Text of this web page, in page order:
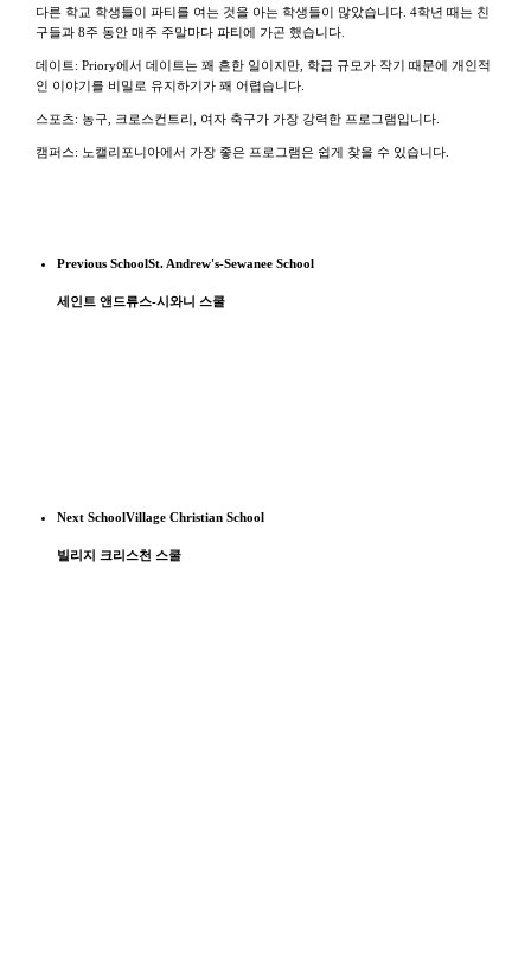
다른 학교 학생들이 파티를 여는 것을 아는 학생들이 많았습니다. 4학년 때는 친
구들과 8주 동안 매주 주말마다 파티에 가곤 했습니다.
데이트: Priory에서 데이트는 꽤 흔한 일이지만, 학급 규모가 작기 때문에 개인적
인 이야기를 비밀로 유지하기가 꽤 어렵습니다.
스포츠: 농구, 크로스컨트리, 여자 축구가 가장 강력한 프로그램입니다.
캠퍼스: 노캘리포니아에서 가장 좋은 프로그램은 쉽게 찾을 수 있습니다.
Previous SchoolSt. Andrew's-Sewanee School
세인트 앤드류스-시와니 스쿨
Next SchoolVillage Christian School
빌리지 크리스천 스쿨